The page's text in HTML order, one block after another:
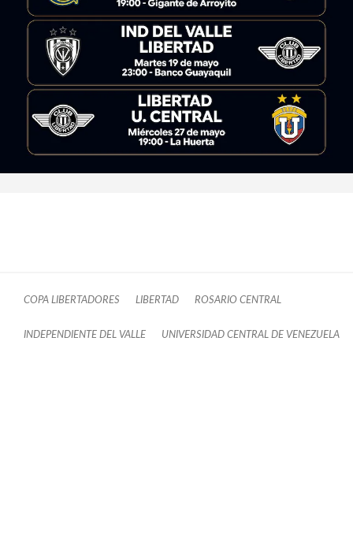
COPA LIBERTADORES LIBERTAD ROSARIO CENTRAL
INDEPENDIENTE DEL VALLE UNIVERSIDAD CENTRAL DE VENEZUELA